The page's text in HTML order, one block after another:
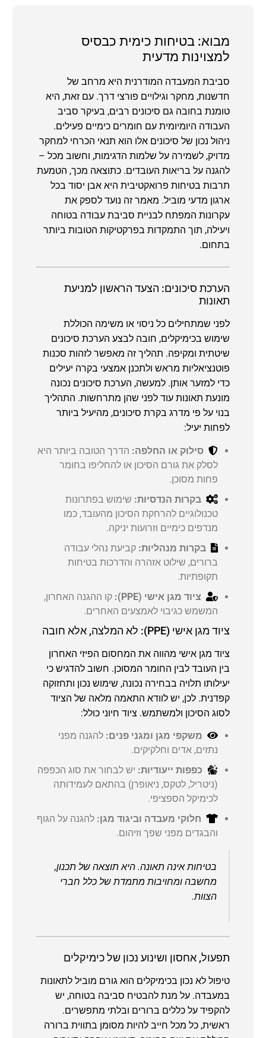
מבוא: בטיחות כימית כבסיס
למצוינות מדעית
סביבת המעבדה המודרנית היא מרחב של
חדשנות, מחקר וגילויים פורצי דרך. עם זאת, היא
טומנת בחובה גם סיכונים רבים, בעיקר סביב
העבודה היומיומית עם חומרים כימיים פעילים.
ניהול נכון של סיכונים אלו הוא תנאי הכרחי למחקר
מדויק, לשמירה על שלמות הדגימות, וחשוב מכל –
להגנה על בריאות העובדים. כתוצאה מכך, הטמעת
תרבות בטיחות פרואקטיבית היא אבן יסוד בכל
ארגון מדעי מוביל. מאמר זה נועד לספק את
עקרונות המפתח לבניית סביבת עבודה בטוחה
ויעילה, תוך התמקדות בפרקטיקות הטובות ביותר
בתחום.
הערכת סיכונים: הצעד הראשון למניעת
תאונות
לפני שמתחילים כל ניסוי או משימה הכוללת
שימוש בכימיקלים, חובה לבצע הערכת סיכונים
שיטתית ומקיפה. תהליך זה מאפשר לזהות סכנות
פוטנציאליות מראש ולתכנן אמצעי בקרה יעילים
כדי למזער אותן. למעשה, הערכת סיכונים נכונה
מונעת תאונות עוד לפני שהן מתרחשות. התהליך
בנוי על פי מדרג בקרת סיכונים, מהיעיל ביותר
לפחות יעיל:
סילוק או החלפה: הדרך הטובה ביותר היא
לסלק את גורם הסיכון או להחליפו בחומר
פחות מסוכן.
בקרות הנדסיות: שימוש בפתרונות
טכנולוגיים להרחקת הסיכון מהעובד, כמו
מנדפים כימיים וזרועות יניקה.
בקרות מנהליות: קביעת נהלי עבודה
ברורים, שילוט אזהרה והדרכות בטיחות
תקופתיות.
ציוד מגן אישי (PPE):
קו ההגנה האחרון,
המשמש כגיבוי לאמצעים האחרים.
ציוד מגן אישי (PPE): לא המלצה, אלא חובה
ציוד מגן אישי מהווה את המחסום הפיזי האחרון
בין העובד לבין החומר המסוכן. חשוב להדגיש כי
יעילותו תלויה בבחירה נכונה, שימוש נכון ותחזוקה
קפדנית. לכן, יש לוודא התאמה מלאה של הציוד
לסוג הסיכון ולמשתמש. ציוד חיוני כולל:
משקפי מגן ומגני פנים: להגנה מפני
נתזים, אדים וחלקיקים.
כפפות ייעודיות: יש לבחור את סוג הכפפה
(ניטריל, לטקס, ניאופרן) בהתאם לעמידותה
לכימיקל הספציפי.
חלוקי מעבדה וביגוד מגן: להגנה על הגוף
והבגדים מפני שפך וזיהום.
בטיחות אינה תאונה. היא תוצאה של תכנון,
מחשבה ומחויבות מתמדת של כלל חברי
הצוות.
תפעול, אחסון ושינוע נכון של כימיקלים
טיפול לא נכון בכימיקלים הוא גורם מוביל לתאונות
במעבדה. על מנת להבטיח סביבה בטוחה, יש
להקפיד על כללים ברורים ובלתי מתפשרים.
ראשית, כל מכל חייב להיות מסומן בתווית ברורה